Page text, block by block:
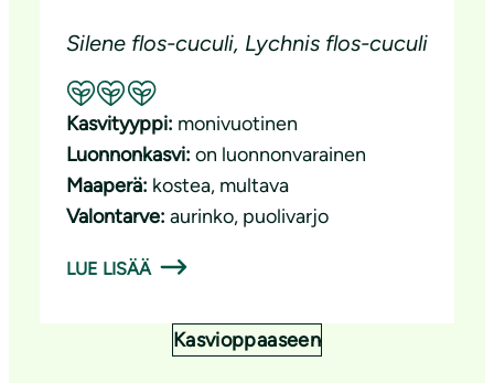
Silene flos-cuculi, Lychnis flos-cuculi
Suositeltavuus: Erinomainen pölyttäjäkasvi
Kasvityyppi: monivuotinen
Luonnonkasvi: on luonnonvarainen
Maaperä: kostea, multava
Valontarve: aurinko, puolivarjo
LUE LISÄÄ
Kasvioppaaseen